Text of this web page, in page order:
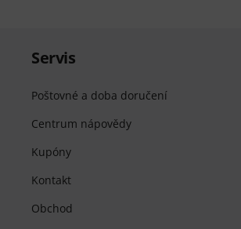
Servis
Poštovné a doba doručení
Centrum nápovědy
Kupóny
Kontakt
Obchod